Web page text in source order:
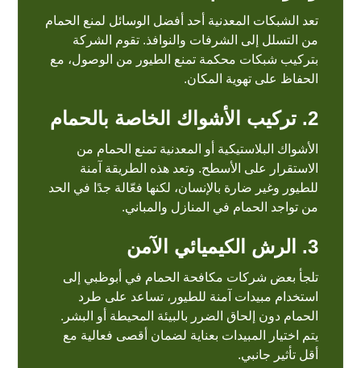
تعد الشبكات المعدنية أحد أفضل الوسائل لمنع الحمام
من التسلل إلى الشرفات والنوافذ. تقوم الشركة
بتركيب شبكات محكمة تمنع الطيور من الوصول، مع
الحفاظ على تهوية المكان.
2. تركيب الأشواك الخاصة بالحمام
الأشواك البلاستيكية أو المعدنية تمنع الحمام من
الاستقرار على الأسطح. وتعد هذه الطريقة آمنة
للطيور وغير ضارة بالإنسان، لكنها فعّالة جدًا في الحد
من تواجد الحمام في المنازل والمباني.
3. الرش الكيميائي الآمن
تلجأ بعض شركات مكافحة الحمام في أبوظبي إلى
استخدام مبيدات آمنة للطيور، تساعد على طرد
الحمام دون إلحاق الضرر بالبيئة المحيطة أو البشر.
يتم اختيار المبيدات بعناية لضمان أقصى فعالية مع
أقل تأثير جانبي.